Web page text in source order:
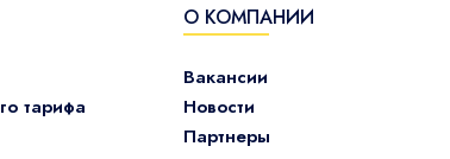
тарифа
О КОМПАНИИ
Вакансии
Новости
Партнеры